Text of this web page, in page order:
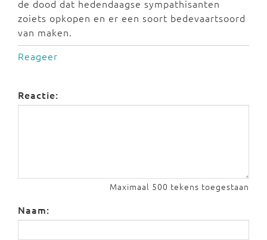
de dood dat hedendaagse sympathisanten
zoiets opkopen en er een soort bedevaartsoord
van maken.
Reageer
Reactie:
Maximaal 500 tekens toegestaan
Naam: